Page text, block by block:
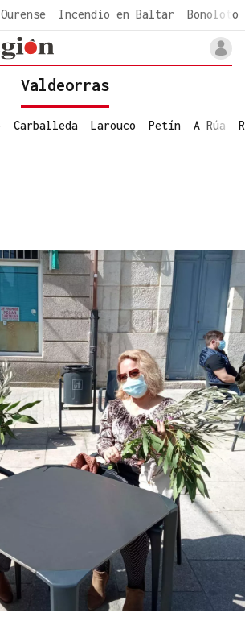
Incendio en Baltar Bonoloto
Valdeorras
Carballeda Larouco Petín A Rúa